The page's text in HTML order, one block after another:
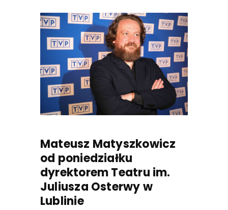
Mateusz Matyszkowicz
od poniedziałku
dyrektorem Teatru im.
Juliusza Osterwy w
Lublinie